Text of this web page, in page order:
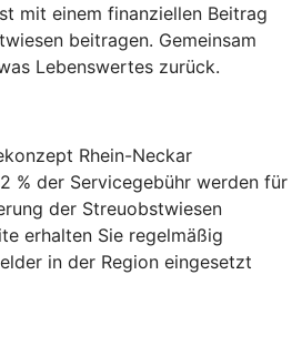
mit einem finanziellen Beitrag
beitragen. Gemeinsam
Lebenswertes zurück.
Rhein-Neckar
% der Servicegebühr werden für
der Streuobstwiesen
erhalten Sie regelmäßig
in der Region eingesetzt